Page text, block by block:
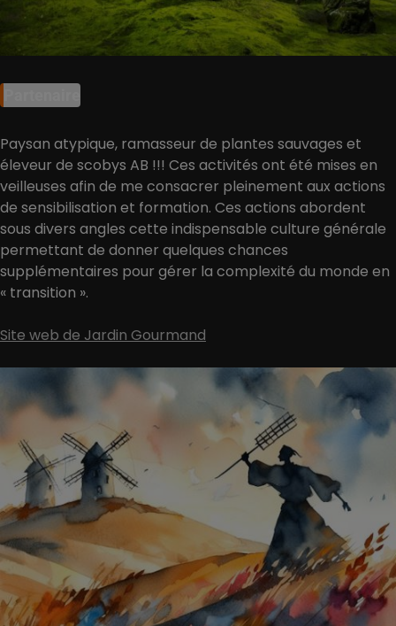
Paysan atypique, ramasseur de plantes sauvages et
éleveur de scobys AB !!! Ces activités ont été mises en
veilleuses afin de me consacrer pleinement aux actions
de sensibilisation et formation. Ces actions abordent
sous divers angles cette indispensable culture générale
permettant de donner quelques chances
supplémentaires pour gérer la complexité du monde en
« transition ».
Site web de Jardin Gourmand